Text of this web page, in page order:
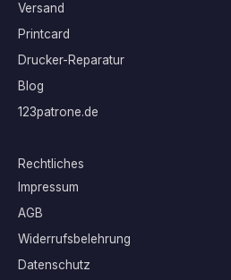
Versand
Printcard
Drucker-Reparatur
Blog
123patrone.de
Rechtliches
Impressum
AGB
Widerrufsbelehrung
Datenschutz